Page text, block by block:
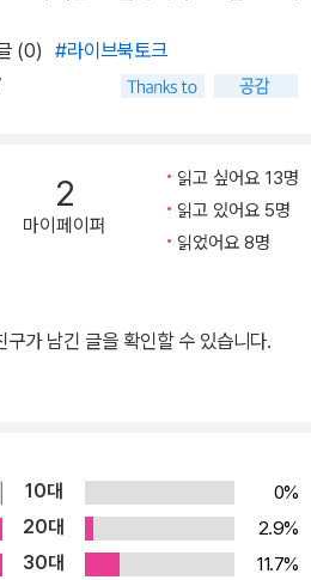
고루 만나 그들의 이야기를 듣고 기록
가의 작품 세계 전반을 다루면서도
징을 알아볼 수 있도록 책을 구성했
나가려는 시도다. ●빈틈을 마주
을 확인한다.”라고 말한다. 각자의 길
을 대체하는 환상 세계일 것만 같은
구원은 없다. SF는 현실의 빈틈과 가
세계에는 현실에서 일어나는 혐오나
비정상이라고 여겨지는 것들이 강점
대한다. 작가들이 SF 세계를 통해 이
하는 유토피아가 아니다. 현실과 달리
적어도 우리가 지금 사회에 대해 같은
수 있다면, 그래서 달라진 미래를 함
(0) #라이브북토크
2
마이페이퍼
읽고 싶어요 13명
읽고 있어요 5명
읽었어요 8명
가 남긴 글을 확인할 수 있습니다.
10대
0%
20대
2.9%
30대
11.7%